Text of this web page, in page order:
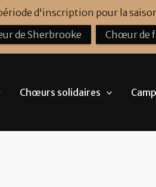
Chœurs solidaires
d'inscription pour la
de Sherbrooke
Chœur de